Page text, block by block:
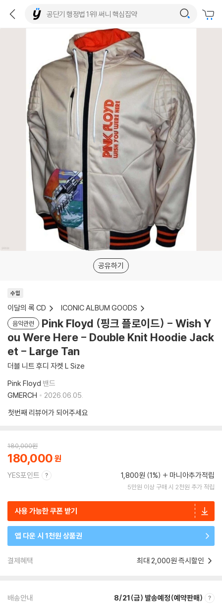
공유하기
수입
이달의 록 CD ICONIC ALBUM GOODS
음악관련
Pink Floyd (핑크 플로이드) - Wish Y
ou Were Here - Double Knit Hoodie Jack
et - Large Tan
더블 니트 후디 자켓 L Size
Pink Floyd 밴드
GMERCH
2026.06.05.
첫번째 리뷰어가 되어주세요
180,000원
180,000
YES포인트 1,800원 (1%) 마니아추가적립
5만원 이상 구매 시 2천원 추가 적립
사용 가능한 쿠폰 받기
앱 다운 시 1천원 상품권
결제혜택 최대 2,000원 즉시할인
배송안내 8/21(금) 발송예정(예약판매)